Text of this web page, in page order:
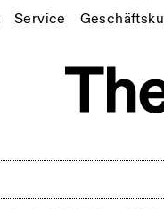
Service